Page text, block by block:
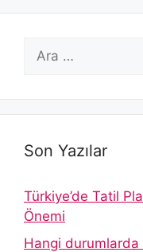
için
Son Yazılar
Türkiye’de Tatil
Önemi
Hangi durumlarda